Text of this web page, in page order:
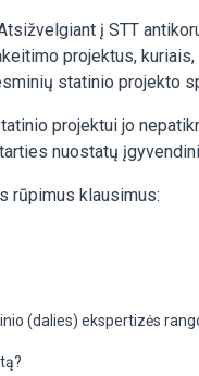
į STT
projektus,
statinio projekto
projektui jo
nuostatų
rūpimus klausimus:
(dalies) ekspertizės